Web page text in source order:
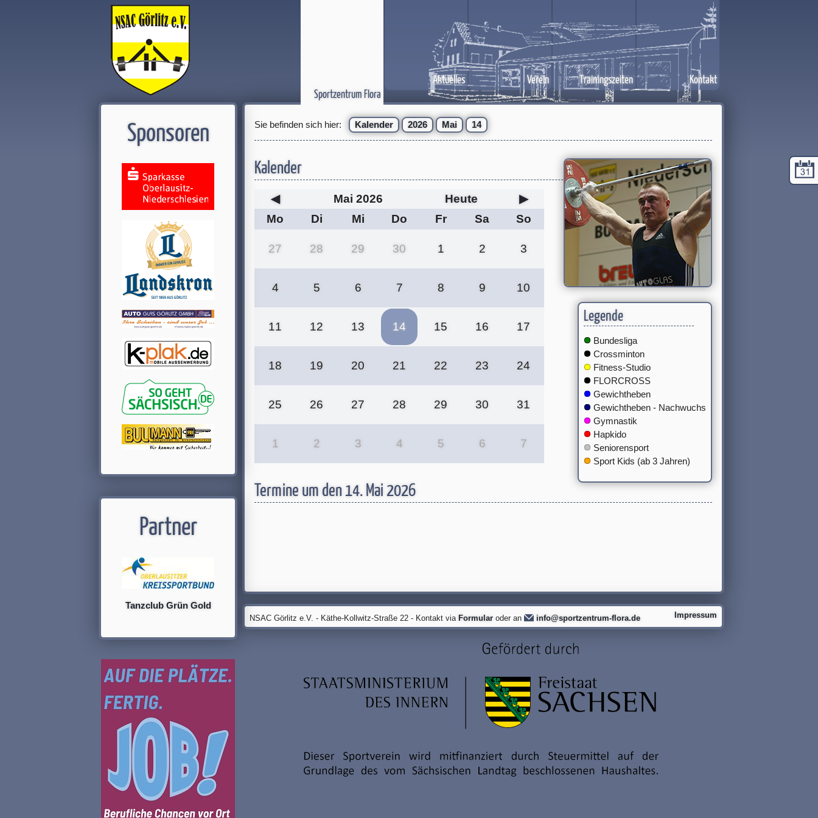
Sportzentrum Flora
Aktuelles Verein Trainingszeiten Kontakt
Sie befinden sich hier: Kalender 2026 Mai 14
Legende
Bundesliga
Crossminton
Fitness-Studio
FLORCROSS
Gewichtheben
Gewichtheben - Nachwuchs
Gymnastik
Hapkido
Seniorensport
Sport Kids (ab 3 Jahren)
Kalender
◀ Mai 2026 Heute
▶
Mo
Di Mi Do Fr Sa So
27 28 29 30 1 2 3
4 5 6 7 8 9 10
11 12 13 14 15 16 17
18 19 20 21 22 23 24
25 26 27 28 29 30 31
1 2 3 4 5 6 7
Termine um den 14. Mai 2026
NSAC Görlitz e.V. - Käthe-Kollwitz-Straße 22 - Kontakt via Formular oder an info@sportzentrum-flora.de Impressum
Sponsoren
Partner
Tanzclub Grün Gold